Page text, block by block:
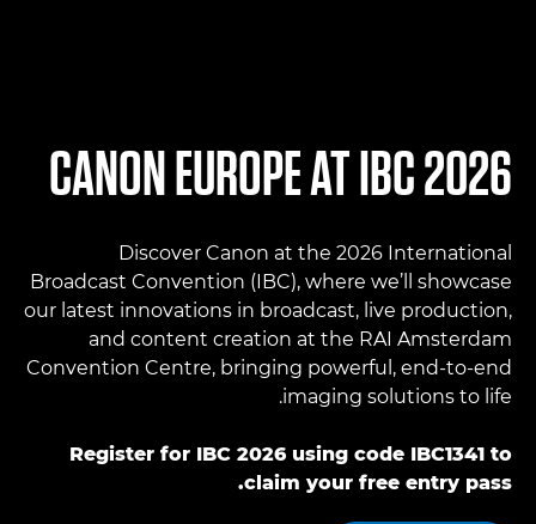
CANON EUROPE AT IBC 2026
Discover Canon at the 2026 International
Broadcast Convention (IBC), where we’ll showcase
our latest innovations in broadcast, live production,
and content creation at the RAI Amsterdam
Convention Centre, bringing powerful, end-to-end
imaging solutions to life.
Register for IBC 2026 using code IBC1341 to
claim your free entry pass.